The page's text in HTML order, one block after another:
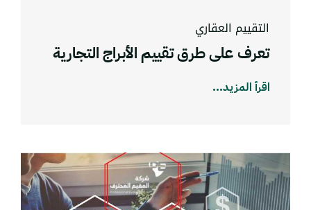
التقييم العقاري
تعرف على طرق تقييم الأبراج التجارية
اقرأ المزيد...